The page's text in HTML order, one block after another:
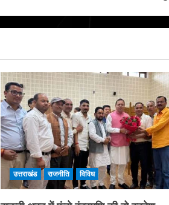
उत्तराखंड राजनीति विविध